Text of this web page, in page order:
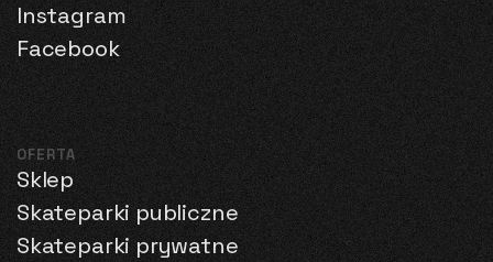
Instagram
Facebook
OFERTA
Sklep
Skateparki publiczne
Skateparki prywatne